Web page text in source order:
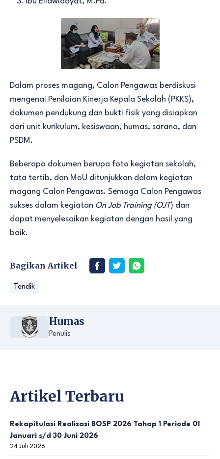
Dalam proses magang, Calon Pengawas berdiskusi
mengenai Penilaian Kinerja Kepala Sekolah (PKKS),
dokumen pendukung dan bukti fisik yang disiapkan
dari unit kurikulum, kesiswaan, humas, sarana, dan
PSDM.
Beberapa dokumen berupa foto kegiatan sekolah,
tata tertib, dan MoU ditunjukkan dalam kegiatan
magang Calon Pengawas. Semoga Calon Pengawas
sukses dalam kegiatan On Job Training (OJT) dan
dapat menyelesaikan kegiatan dengan hasil yang
baik.
Bagikan Artikel
Tendik
Humas
Penulis
Artikel Terbaru
Rekapitulasi Realisasi BOSP 2026 Tahap 1 Periode 01
Januari s/d 30 Juni 2026
24 Juli 2026